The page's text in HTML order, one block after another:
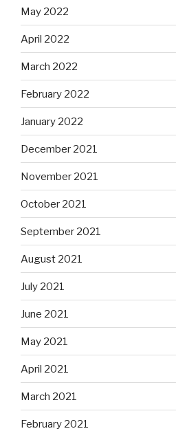
May 2022
April 2022
March 2022
February 2022
January 2022
December 2021
November 2021
October 2021
September 2021
August 2021
July 2021
June 2021
May 2021
April 2021
March 2021
February 2021